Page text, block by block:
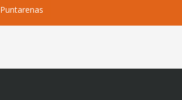
Puntarenas